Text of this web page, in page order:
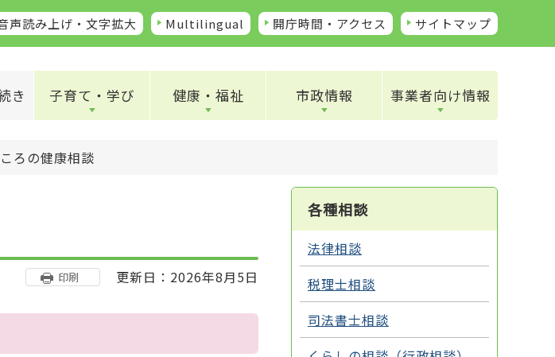
声読み上げ・文字拡大 Multilingual 開庁時間・アクセス サイトマップ
き 子育て・学び 健康・福祉 市政情報 事業者向け情報
ろの健康相談
印刷 更新日：2026年8月5日
各種相談
法律相談
税理士相談
司法書士相談